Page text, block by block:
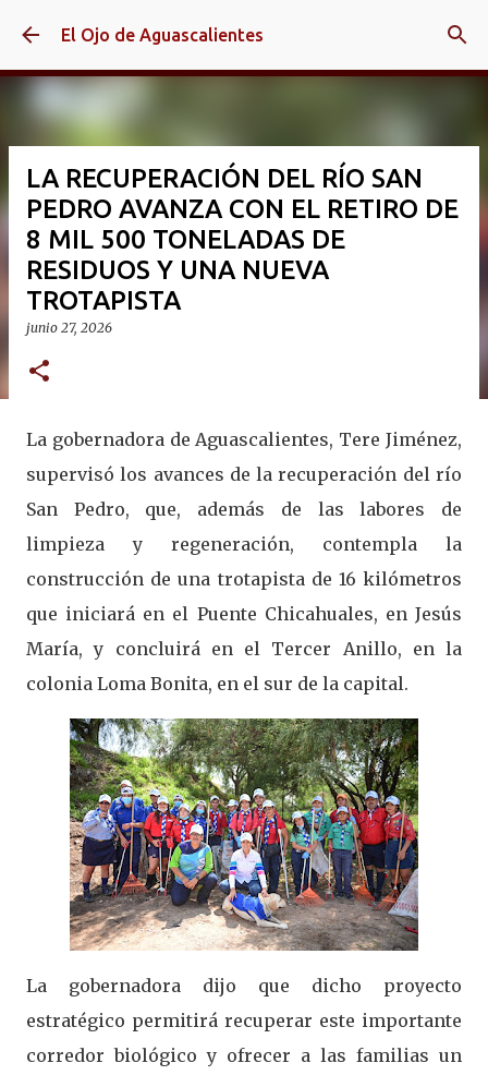
Ir al contenido principal
El Ojo de Aguascalientes
LA RECUPERACIÓN DEL RÍO SAN
PEDRO AVANZA CON EL RETIRO DE
8 MIL 500 TONELADAS DE
RESIDUOS Y UNA NUEVA
TROTAPISTA
junio 27, 2026
La gobernadora de Aguascalientes, Tere Jiménez,
supervisó los avances de la recuperación del río
San Pedro, que, además de las labores de
limpieza y regeneración, contempla la
construcción de una trotapista de 16 kilómetros
que iniciará en el Puente Chicahuales, en Jesús
María, y concluirá en el Tercer Anillo, en la
colonia Loma Bonita, en el sur de la capital.
La gobernadora dijo que dicho proyecto
estratégico permitirá recuperar este importante
corredor biológico y ofrecer a las familias un